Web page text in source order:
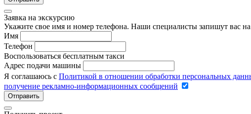
Заявка на экскурсию
Укажите свое имя и номер телефона. Наши специалисты запишут вас
Имя
Телефон
Воспользоваться бесплатным такси
Адрес подачи машины
Я соглашаюсь с Политикой в отношении обработки персональных
получение рекламно-информационных сообщений
Отправить